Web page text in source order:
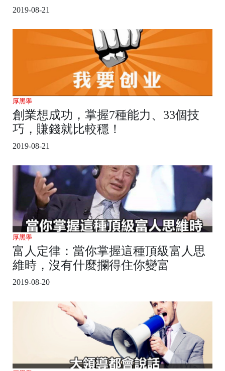
2019-08-21
厚黑學
創業想成功，掌握7種能力、33個技
巧，賺錢就比較穩！
2019-08-21
厚黑學
富人定律：當你掌握這種頂級富人思
維時，沒有什麼攔得住你變富
2019-08-20